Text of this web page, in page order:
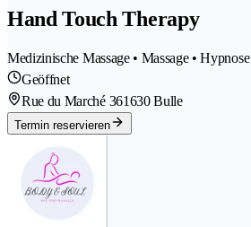
Hand Touch Therapy
Medizinische Massage • Massage • Hypnose
Geöffnet
Rue du Marché 361630 Bulle
Termin reservieren